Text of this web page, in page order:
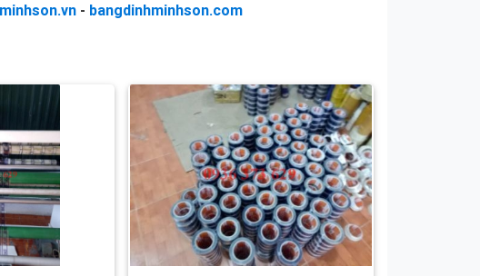
- bangdinhminhson.com